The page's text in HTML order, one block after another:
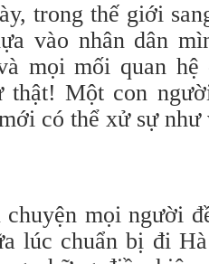
trong thế giới
vào nhân dân
mọi mối quan
thật! Một con
có thể xử sự
mọi người
lúc chuẩn bị đi